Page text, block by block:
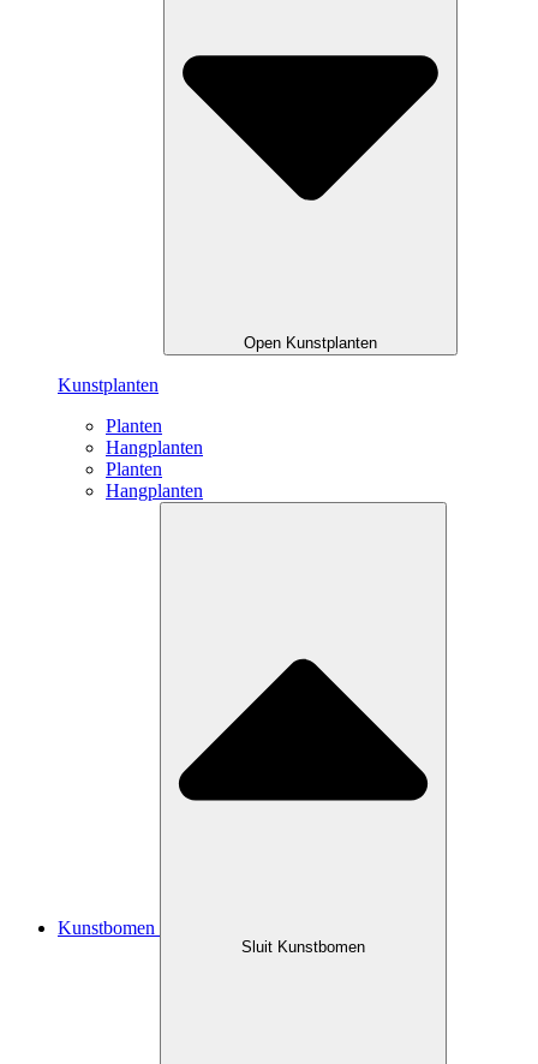
Open Kunstplanten
Kunstplanten
Planten
Hangplanten
Planten
Hangplanten
Kunstbomen
Sluit Kunstbomen